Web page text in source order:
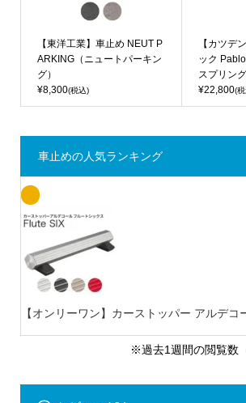
【東洋工業】車止め NEUT P
ARKING（ニュートパーキン
グ）
¥8,300(税込)
【カツデ
ック
スプリング
¥22,800(
車止めの人気ランキング
【オンリーワン】カーストッパー アルデ
※過去1週間の閲覧数